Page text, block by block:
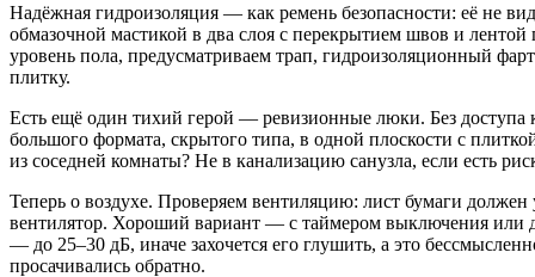
Надёжная гидроизоляция — как ремень безопасности: её не
обмазочной мастикой в два слоя с перекрытием швов и
уровень пола, предусматриваем трап, гидроизоляционный
плитку.
Есть ещё один тихий герой — ревизионные люки. Без доступа
большого формата, скрытого типа, в одной плоскости с
из соседней комнаты? Не в канализацию санузла, если есть
Теперь о воздухе. Проверяем вентиляцию: лист бумаги
вентилятор. Хороший вариант — с таймером выключения или
— до 25–30 дБ, иначе захочется его глушить, а это
просачивались обратно.